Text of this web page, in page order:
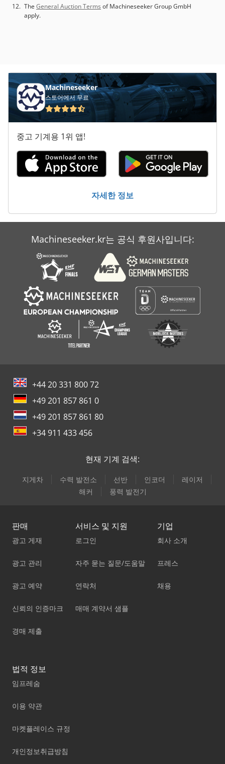
The General Auction Terms of Machineseeker Group GmbH
apply.
Machineseeker
스토어에서 무료
중고 기계용 1위 앱!
자세한 정보
Machineseeker.kr는 공식 후원사입니다:
+44 20 331 800 72
+49 201 857 861 0
+49 201 857 861 80
+34 911 433 456
현재 기계 검색:
지게차 수력 발전소 선반 인코더
레이저
해커
풍력 발전기
판매
광고 게재
광고 관리
광고 예약
신뢰의 인증마크
경매 제출
서비스 및 지원
로그인
자주 묻는 질문/도움말
연락처
매매 계약서 샘플
기업
회사 소개
프레스
채용
법적 정보
임프레숨
이용 약관
마켓플레이스 규정
개인정보취급방침